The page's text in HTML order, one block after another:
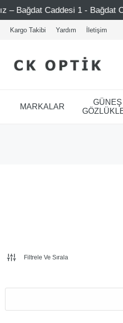
1 - Bağdat Caddesi 2 -
Kargo Takibi Yardım İletişim
MARKALAR
GÜNEŞ
Filtrele Ve Sırala